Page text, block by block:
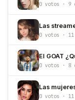
0 votos · 9
Las
0 votos · 11
El GOAT
0 votos · 8
Las
0 votos · 11